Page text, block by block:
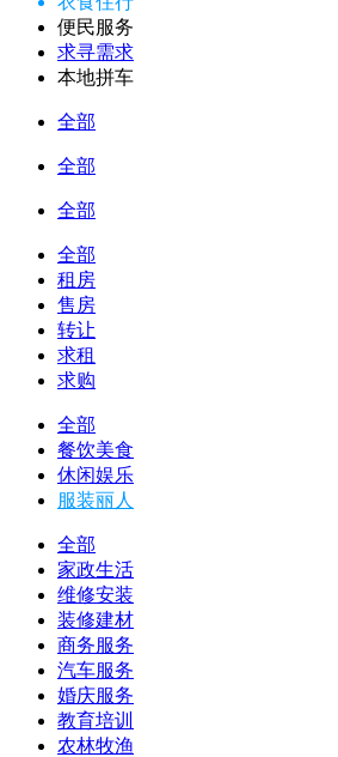
便民服务
求寻需求
本地拼车
全部
全部
全部
全部
租房
售房
转让
求租
求购
全部
餐饮美食
休闲娱乐
服装丽人
全部
家政生活
维修安装
装修建材
商务服务
汽车服务
婚庆服务
教育培训
农林牧渔